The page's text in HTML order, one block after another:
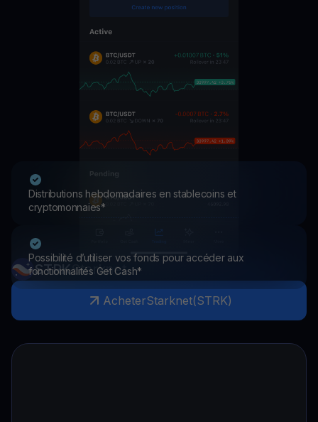
Distributions hebdomadaires en stablecoins et
cryptomonnaies*
Possibilité d’utiliser vos fonds pour accéder aux
fonctionnalités Get Cash*
STRKStarknet
AcheterStarknet(STRK)